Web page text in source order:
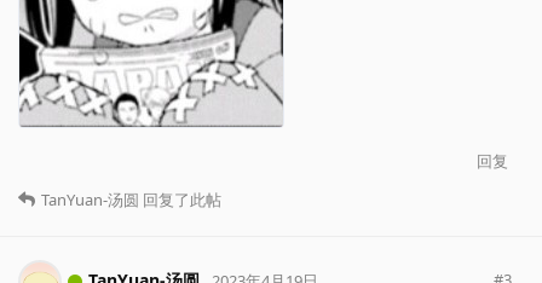
回复
TanYuan-汤圆 回复了此帖